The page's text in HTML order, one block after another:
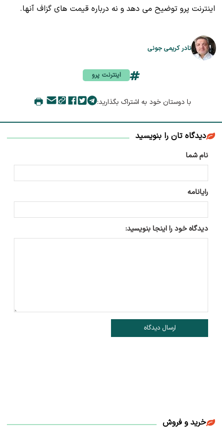
اینترنت پرو توضیح می دهد و نه درباره قیمت های گزاف آنها.
نادر کریمی جونی
اینترنت پرو
با دوستان خود به اشتراک بگذارید:
دیدگاه تان را بنویسید
نام شما
رایانامه
دیدگاه خود را اینجا بنویسید:
ارسال دیدگاه
خرید و فروش